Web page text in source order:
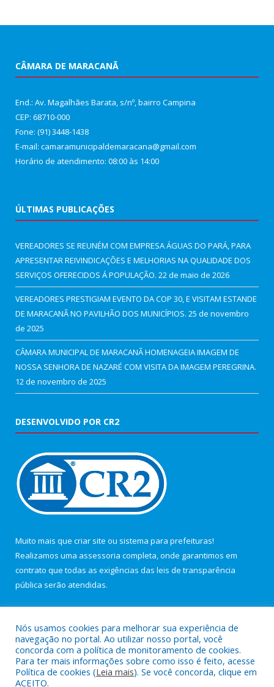
CÂMARA DE MARACANÃ
End.: Av. Magalhães Barata, s/nº, bairro Campina
CEP: 68710-000
Fone: (91) 3448-1438
E-mail: camaramunicipaldemaracana@gmail.com
Horário de atendimento: 08:00 às 14:00
ÚLTIMAS PUBLICAÇÕES
VEREADORES SE REUNÉM COM EMPRESA ÁGUAS DO PARÁ, PARA
APRESENTAR REIVINDICAÇÕES E MELHORIAS NA QUALIDADE DOS
SERVIÇOS OFERECIDOS Á POPULAÇÃO. 22 de maio de 2026
VEREADORES PRESTIGIAM EVENTO DA COP 30, E VISITAM ESTANDE
DE MARACANÃ NO PAVILHÃO DOS MUNICÍPIOS. 25 de novembro
de 2025
CÂMARA MUNICIPAL DE MARACANÃ HOMENAGEIA IMAGEM DE
NOSSA SENHORA DE NAZARÉ COM VISITA DA IMAGEM PEREGRINA.
12 de novembro de 2025
DESENVOLVIDO POR CR2
Muito mais que criar site ou sistema para prefeituras!
Realizamos uma assessoria completa, onde garantimos em
contrato que todas as exigências das leis de transparência
pública serão atendidas.
Todos os direitos reservados a Câmara Municipal de Maracanã.
Nós usamos cookies para melhorar sua experiência de
navegação no portal. Ao utilizar nosso portal, você
concorda com a política de monitoramento de cookies.
Para ter mais informações sobre como isso é feito, acesse
Política de cookies (Leia mais). Se você concorda, clique em
ACEITO.